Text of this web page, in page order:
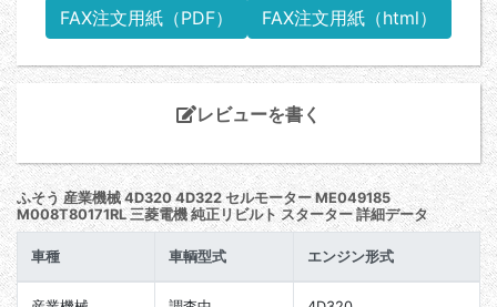
FAX注文用紙（PDF） FAX注文用紙（html）
レビューを書く
ふそう 産業機械 4D320 4D322 セルモーター ME049185
M008T80171RL 三菱電機 純正リビルト スターター 詳細データ
車種 車輌型式 エンジン形式